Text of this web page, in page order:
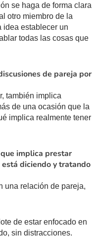
se haga de forma clara
otro miembro de la
idea establecer un
todas las cosas que
de pareja por
también implica
de una ocasión que la
implica realmente tener
implica prestar
diciendo y tratando
una relación de pareja,
de estar enfocado en
sin distracciones.